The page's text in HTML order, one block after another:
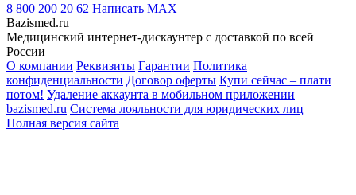
8 800 200 20 62 Написать MAX
Bazismed.ru
Медицинский интернет-дискаунтер с доставкой по всей
России
О компании Реквизиты Гарантии Политика
конфиденциальности Договор оферты Купи сейчас – плати
потом! Удаление аккаунта в мобильном приложении
bazismed.ru Система лояльности для юридических лиц
Полная версия сайта